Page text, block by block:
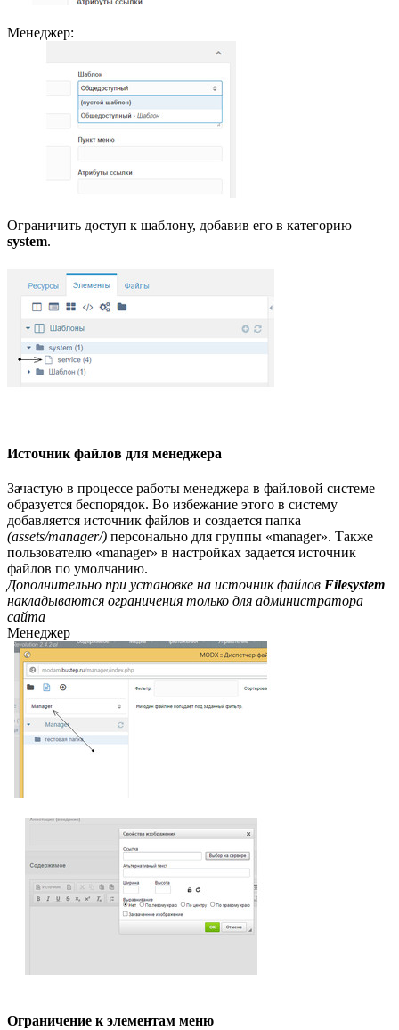
Менеджер:
Ограничить доступ к шаблону, добавив его в категорию
system.
Источник файлов для менеджера
Зачастую в процессе работы менеджера в файловой системе
образуется беспорядок. Во избежание этого в систему
добавляется источник файлов и создается папка
(assets/manager/) персонально для группы «manager». Также
пользователю «manager» в настройках задается источник
файлов по умолчанию.
Дополнительно при установке на источник файлов Filesystem
накладываются ограничения только для администратора
сайта
Менеджер
Ограничение к элементам меню